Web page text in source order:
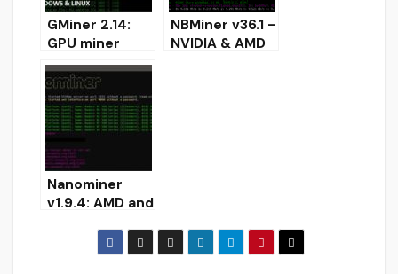
GMiner 2.14:
GPU miner
Equihash/Cuck
ooCycle/Ethas
h/ProgPoW/KA
WPOW
NBMiner v36.1 –
NVIDIA & AMD
Nanominer
v1.9.4: AMD and
miner (Support
KawPow)